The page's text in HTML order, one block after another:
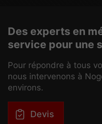
Des experts en
service pour une
Pour répondre à tous
nous intervenons à
environs.
Devis